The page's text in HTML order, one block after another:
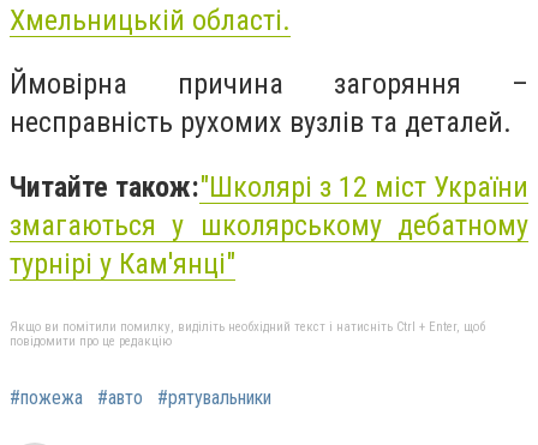
Хмельницькій області.
Ймовірна причина загоряння –
несправність рухомих вузлів та деталей.
Читайте також:"Школярі з 12 міст України
змагаються у школярському дебатному
турнірі у Кам'янці"
Якщо ви помітили помилку, виділіть необхідний текст і натисніть Ctrl + Enter, щоб
повідомити про це редакцію
#пожежа #авто #рятувальники